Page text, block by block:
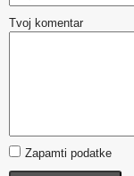
Tvoj komentar
Zapamti podatke